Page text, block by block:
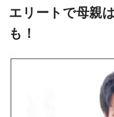
エリートで母親
も！